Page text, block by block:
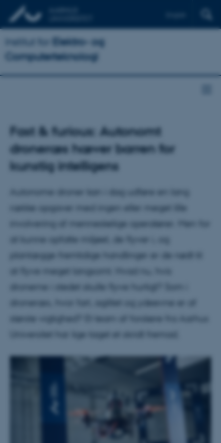
Institut for Elektro- og
Computerteknologi
Fast & furious: Autonomt
droneræs hæver barren for
kunstig intelligens
Autonome droner kan i dag udføre en lang
række opgaver med ingen eller meget lille
involvering af menneskelige operatører. Men for
at kunne opfatte miljøet, de flyver i, og
planlægge fremtidige handlinger er de nødt til
at flyve meget langsomt. Hvad nu, hvis
dronerne i stedet skulle flyve hurtigt? Som i
droneræs, hvor fart, agilitet og ydeevne er af
største vigtighed? Et team af forskere fra Aarhus
Universitet har lige taget et skridt fremad.